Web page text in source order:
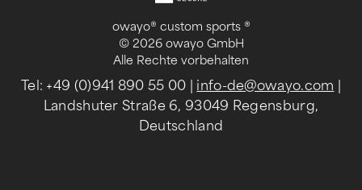
owayo® custom sports ®
© 2026 owayo GmbH
Alle Rechte vorbehalten
Tel: +49 (0)941 890 55 00 info-de@owayo.com
Landshuter Straße 6, 93049 Regensburg,
Deutschland